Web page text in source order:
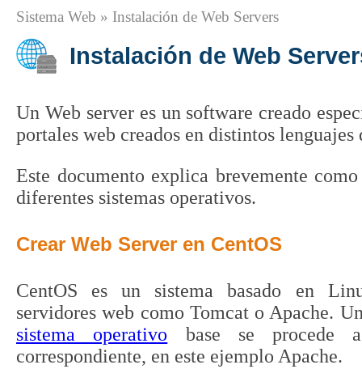
Sistema Web » Instalación de Web Servers
Instalación de Web
Un Web server es un software creado
portales web creados en distintos
Este documento explica brevemente
diferentes sistemas operativos.
Crear Web Server en CentOS
CentOS es un sistema basado en
servidores web como Tomcat o Apache.
sistema operativo base se procede
correspondiente, en este ejemplo Apache.